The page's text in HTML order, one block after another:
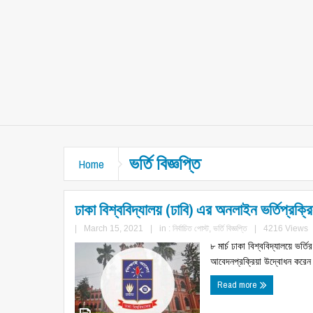
Home ভর্তি বিজ্ঞপ্তি
ঢাকা বিশ্ববিদ্যালয় (ঢাবি) এর অনলাইন
March 15, 2021 in : নির্বাচিত পোস্ট, ভর্তি বিজ্ঞপ্তি 4216 Views
৮ মার্চ ঢাকা বিশ্ববিদ্যালয়ে
আবেদনপ্রক্রিয়া উদ্বোধন
Read more